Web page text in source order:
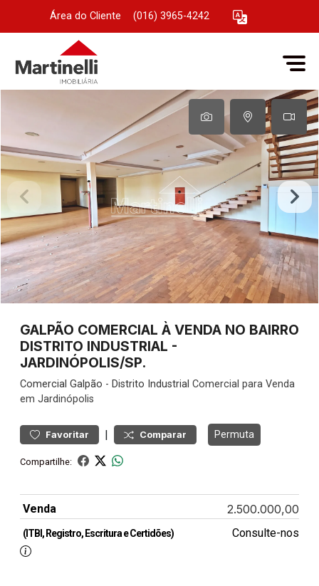
Área do Cliente (016) 3965-4242
GALPÃO COMERCIAL À VENDA NO BAIRRO
DISTRITO INDUSTRIAL -
JARDINÓPOLIS/SP.
Comercial Galpão - Distrito Industrial Comercial para Venda
em Jardinópolis
Favoritar | Comparar Permuta
Compartilhe:
Venda 2.500.000,00
(ITBI, Registro, Escritura e Certidões) Consulte-nos